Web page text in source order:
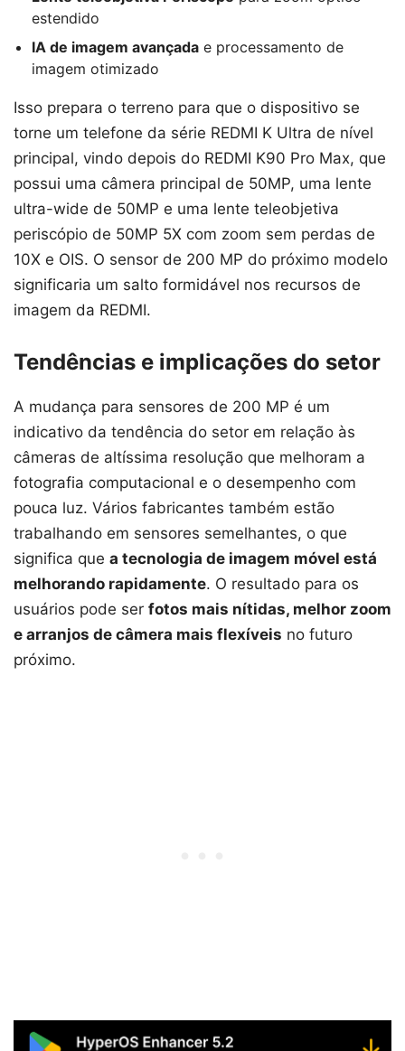
estendido
IA de imagem avançada e processamento de
imagem otimizado
Isso prepara o terreno para que o dispositivo se
torne um telefone da série REDMI K Ultra de nível
principal, vindo depois do REDMI K90 Pro Max, que
possui uma câmera principal de 50MP, uma lente
ultra-wide de 50MP e uma lente teleobjetiva
periscópio de 50MP 5X com zoom sem perdas de
10X e OIS. O sensor de 200 MP do próximo modelo
significaria um salto formidável nos recursos de
imagem da REDMI.
Tendências e implicações do setor
A mudança para sensores de 200 MP é um
indicativo da tendência do setor em relação às
câmeras de altíssima resolução que melhoram a
fotografia computacional e o desempenho com
pouca luz. Vários fabricantes também estão
trabalhando em sensores semelhantes, o que
significa que a tecnologia de imagem móvel está
melhorando rapidamente. O resultado para os
usuários pode ser fotos mais nítidas, melhor zoom
e arranjos de câmera mais flexíveis no futuro
próximo.